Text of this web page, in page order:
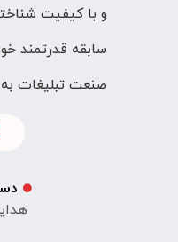
و با کیفیت
سابقه قدرتمند
صنعت تبلیغات